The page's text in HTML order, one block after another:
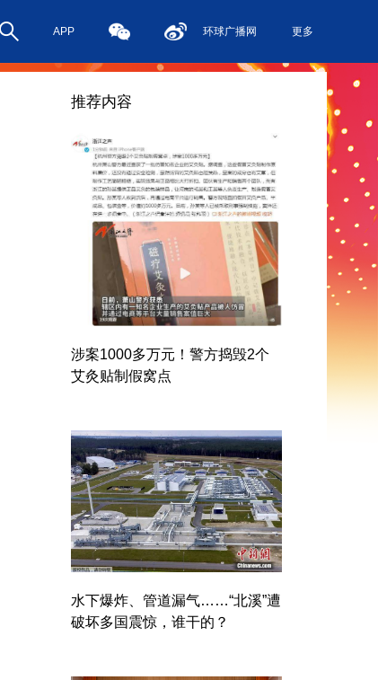
APP 环球广播网 更多
推荐内容
涉案1000多万元！警方捣毁2个
艾灸贴制假窝点
水下爆炸、管道漏气……“北溪”遭
破坏多国震惊，谁干的？